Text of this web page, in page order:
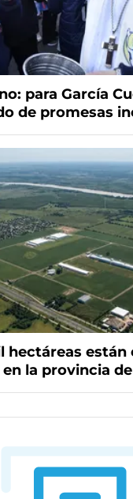
para García
de promesas
hectáreas están
la provincia